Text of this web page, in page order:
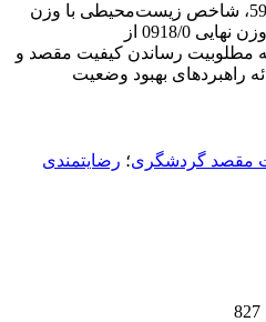
خدمات گردشگری با وزن 5914/0، شاخص زیست‌محیطی با وزن
2414/0 و شاخص زیرساختی با وزن نهایی 0918/0 از
مطلوبیت رساندن کیفیت مقصد و
راهبردهای بهبود وضعیت
مقصد گردشگری؛ رضایتمندی